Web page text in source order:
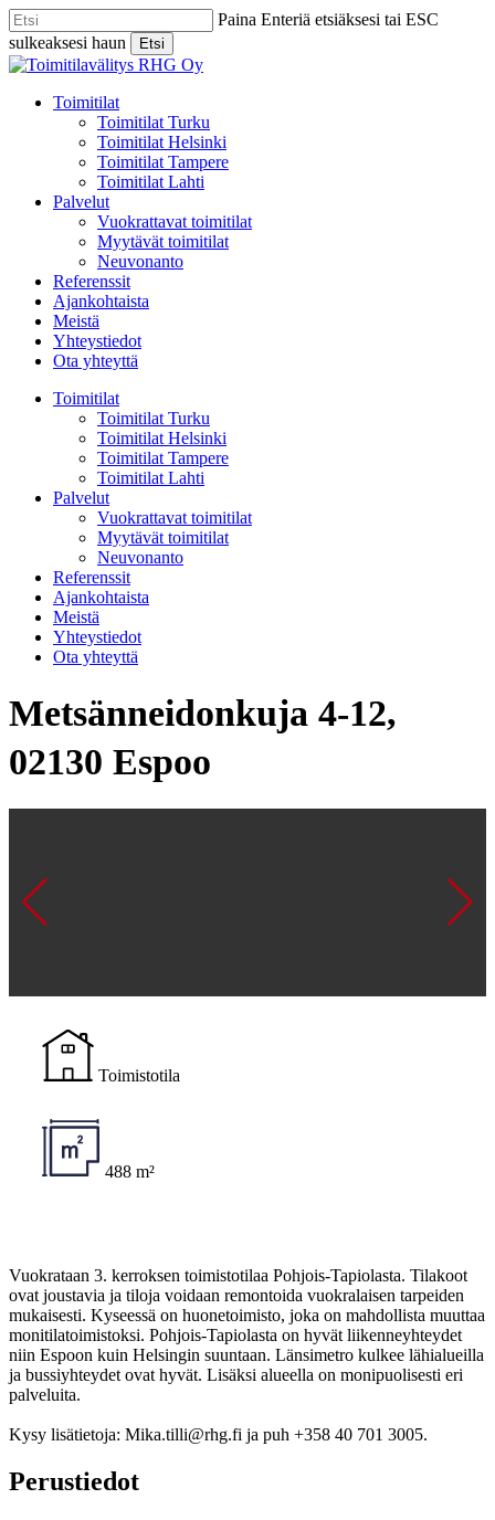
Skip
to
main
content
Paina Enteriä etsiäksesi tai ESC
sulkeaksesi haun
Etsi
Close
Menu
Toimitilat
Toimitilat Turku
Toimitilat Helsinki
Toimitilat Tampere
Toimitilat Lahti
Palvelut
Vuokrattavat toimitilat
Myytävät toimitilat
Neuvonanto
Referenssit
Ajankohtaista
Meistä
Yhteystiedot
Ota yhteyttä
Toimitilat
Toimitilat Turku
Toimitilat Helsinki
Toimitilat Tampere
Toimitilat Lahti
Palvelut
Vuokrattavat toimitilat
Myytävät toimitilat
Neuvonanto
Referenssit
Ajankohtaista
Meistä
Yhteystiedot
Ota yhteyttä
Metsänneidonkuja 4-12,
02130 Espoo
Toimistotila
488 m²
Vuokrataan 3. kerroksen toimistotilaa Pohjois-Tapiolasta. Tilakoot
ovat joustavia ja tiloja voidaan remontoida vuokralaisen tarpeiden
mukaisesti. Kyseessä on huonetoimisto, joka on mahdollista muuttaa
monitilatoimistoksi. Pohjois-Tapiolasta on hyvät liikenneyhteydet
niin Espoon kuin Helsingin suuntaan. Länsimetro kulkee lähialueilla
ja bussiyhteydet ovat hyvät. Lisäksi alueella on monipuolisesti eri
palveluita.
Kysy lisätietoja: Mika.tilli@rhg.fi ja puh +358 40 701 3005.
Perustiedot